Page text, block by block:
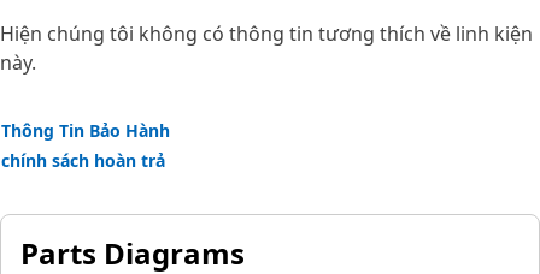
Hiện chúng tôi không có thông tin tương thích về linh kiện
này.
Thông Tin Bảo Hành
chính sách hoàn trả
Parts Diagrams